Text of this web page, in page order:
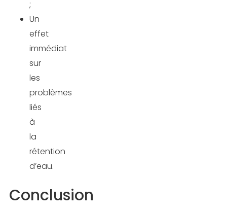
;
Un
effet
immédiat
sur
les
problèmes
liés
à
la
rétention
d’eau.
Conclusion